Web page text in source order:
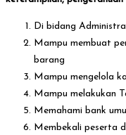
Di bidang
Mampu membuat
barang
Mampu mengelola
Mampu melakukan
Memahami bank
Membekali peserta